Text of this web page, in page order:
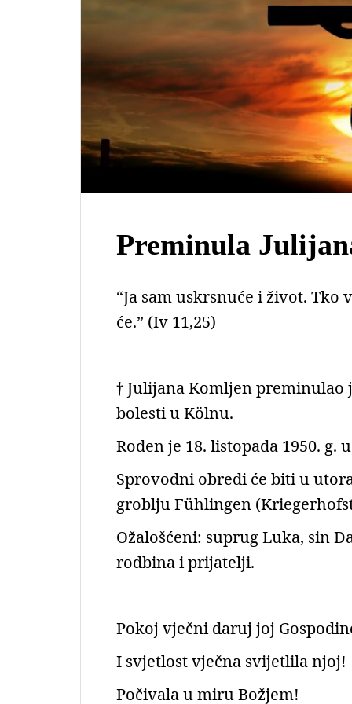
Preminula
“Ja sam uskrsnuće i život.
će.” (Iv 11,25)
† Julijana Komljen preminulao
bolesti u Kölnu.
Rođen je 18. listopada 1950.
Sprovodni obredi će biti u
groblju Fühlingen
Ožalošćeni: suprug Luka, sin
rodbina i prijatelji.
Pokoj vječni daruj joj
I svjetlost vječna svijetlila njoj!
Počivala u miru Božjem!